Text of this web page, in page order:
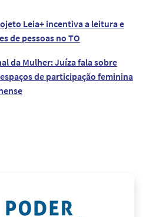
Leia+ incentiva a leitura e
de pessoas no TO
da Mulher: Juíza fala sobre
de participação feminina